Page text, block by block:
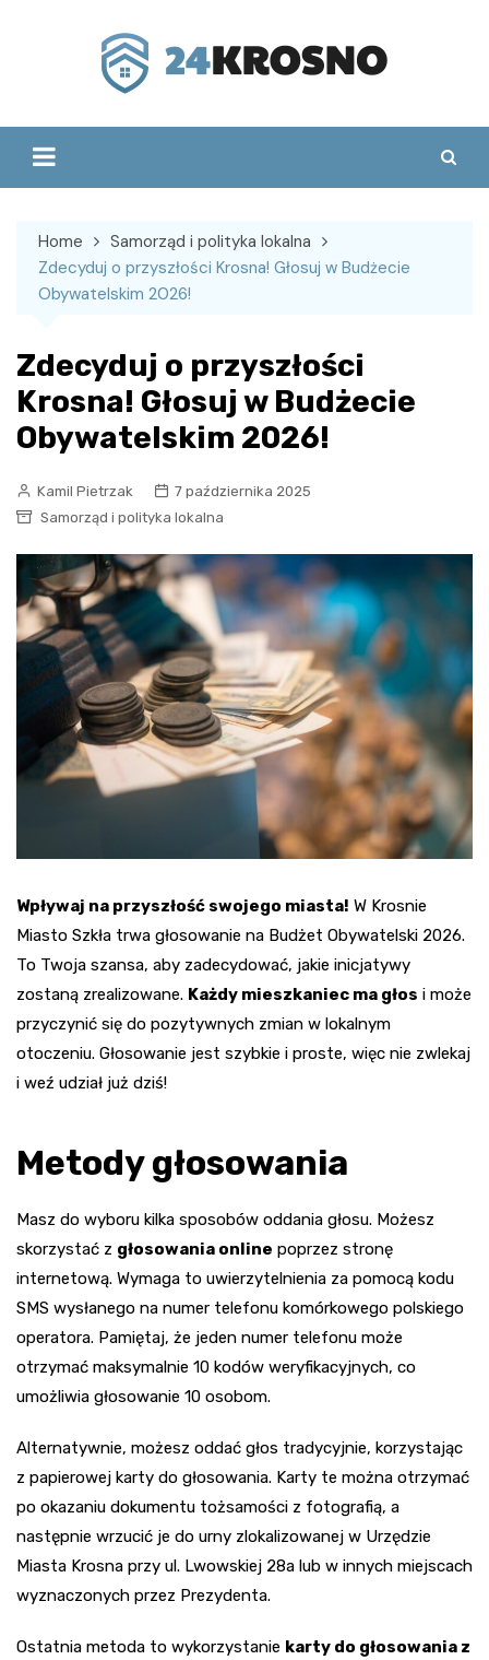
Home
Samorząd i polityka lokalna
Zdecyduj o przyszłości Krosna! Głosuj w Budżecie
Obywatelskim 2026!
Zdecyduj o przyszłości
Krosna! Głosuj w Budżecie
Obywatelskim 2026!
Kamil Pietrzak
7 października 2025
Samorząd i polityka lokalna
Wpływaj na przyszłość swojego miasta! W Krosnie
Miasto Szkła trwa głosowanie na Budżet Obywatelski 2026.
To Twoja szansa, aby zadecydować, jakie inicjatywy
zostaną zrealizowane. Każdy mieszkaniec ma głos i może
przyczynić się do pozytywnych zmian w lokalnym
otoczeniu. Głosowanie jest szybkie i proste, więc nie zwlekaj
i weź udział już dziś!
Metody głosowania
Masz do wyboru kilka sposobów oddania głosu. Możesz
skorzystać z głosowania online poprzez stronę
internetową. Wymaga to uwierzytelnienia za pomocą kodu
SMS wysłanego na numer telefonu komórkowego polskiego
operatora. Pamiętaj, że jeden numer telefonu może
otrzymać maksymalnie 10 kodów weryfikacyjnych, co
umożliwia głosowanie 10 osobom.
Alternatywnie, możesz oddać głos tradycyjnie, korzystając
z papierowej karty do głosowania. Karty te można otrzymać
po okazaniu dokumentu tożsamości z fotografią, a
następnie wrzucić je do urny zlokalizowanej w Urzędzie
Miasta Krosna przy ul. Lwowskiej 28a lub w innych miejscach
wyznaczonych przez Prezydenta.
Ostatnia metoda to wykorzystanie karty do głosowania z